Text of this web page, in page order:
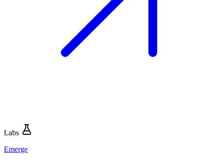
Labs
Emerge